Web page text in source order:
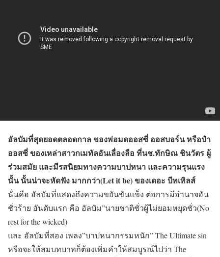
อัลบัมที่สุดยอดตลอดกาล ของพ่อมดออสซี่ ออสบอร์น หรือป๋า
ออสซี่ ของเหล่าสาวกเมทัลอันเลื่องลือ ที่นช.ทักษิณ ชินวัตร ผู้
ร่วมสมัย และมีรสนิยมทางความบาปหนา และความรุนแรง
นั้น นั้นน่าจะหัดฟัง มากกว่า(Let it be) ของเดอะ บีทเทิลส์
นั่นคือ อัลบัมที่แสดงถึงความขยันขันแข็ง ต่อการมีอำนาจอัน
ชั่วร้าย อันดับแรก คือ อัลบัม”นายชาติชั่วผู้ไม่ยอมหยุดชั่ว(No
rest for the wicked)
และ อัลบัมที่สอง เพลง”บาปหนากรรมหนัก” The Ultimate sin
หรือจะให้สมบทบาทก็ต้องเพิ่มคำให้สมบูรณ์ไปว่า The